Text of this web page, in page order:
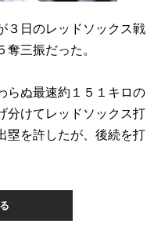
日のレッドソックス戦
三振だった。
ぬ最速約１５１キロの
分けてレッドソックス打
塁を許したが、後続を打